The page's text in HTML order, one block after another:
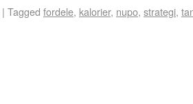
| Tagged fordele, kalorier, nupo, strategi,